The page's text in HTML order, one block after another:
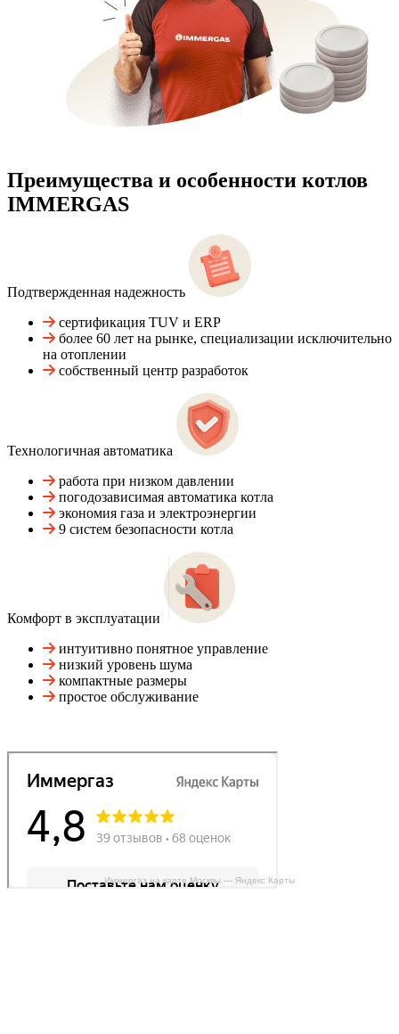
Преимущества и особенности котлов
IMMERGAS
Подтвержденная надежность
сертификация TUV и ERP
более 60 лет на рынке, специализации исключительно
на отоплении
собственный центр разработок
Технологичная автоматика
работа при низком давлении
погодозависимая автоматика котла
экономия газа и электроэнергии
9 систем безопасности котла
Комфорт в эксплуатации
интуитивно понятное управление
низкий уровень шума
компактные размеры
простое обслуживание
Иммергаз на карте Москвы — Яндекс Карты